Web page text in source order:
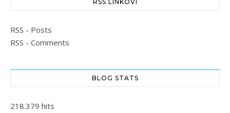
RSS LINKOVI
RSS - Posts
RSS - Comments
BLOG STATS
218.379 hits